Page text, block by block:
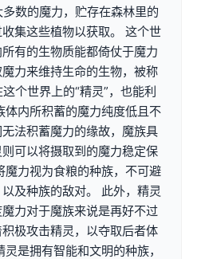
数的魔力，贮存在森林里的
集这些植物以获取。 这个世
有的生物质能都倚仗于魔力
力来维持生命的生物，被称
个世界上的“精灵”，也能利
体内所积蓄的魔力纯度低且不
法积蓄魔力的缘故，魔族具
可以将摄取到的魔力稳定保
魔力视为食粮的种族，不可避
及种族的敌对。 此外，精灵
力对于魔族来说是再好不过
极攻击精灵，以夺取后者体
是拥有智能和文明的种族，